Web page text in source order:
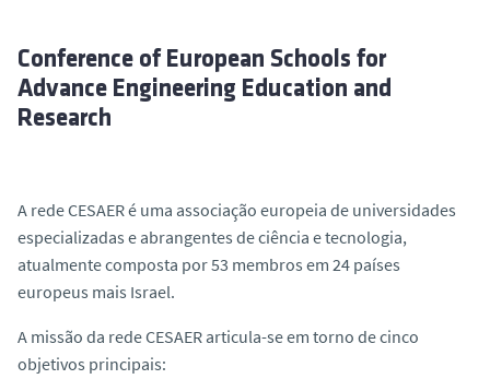
Conference of European Schools for
Advance Engineering Education and
Research
A rede CESAER é uma associação europeia de universidades
especializadas e abrangentes de ciência e tecnologia,
atualmente composta por 53 membros em 24 países
europeus mais Israel.
A missão da rede CESAER articula-se em torno de cinco
objetivos principais: